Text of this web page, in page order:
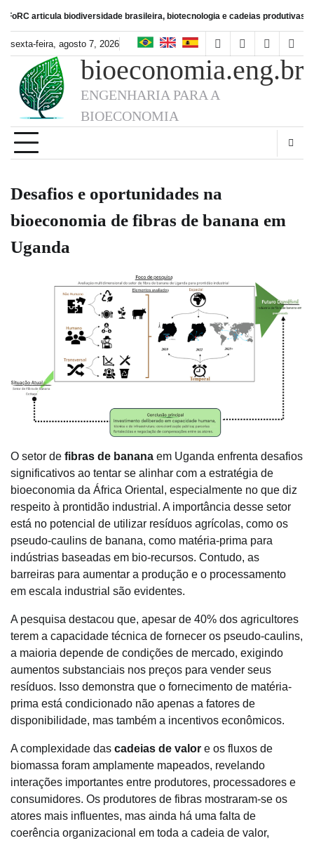
content
biodiversidade brasileira, biotecnologia e cadeias produtivas de alimentos
sexta-feira, agosto 7, 2026
facebookinstagram
linkedin
bioeconomia.eng.br
ENGENHARIA PARA A
BIOECONOMIA
Desafios e oportunidades na
bioeconomia de fibras de banana em
Uganda
O setor de fibras de banana em Uganda enfrenta desafios
significativos ao tentar se alinhar com a estratégia de
bioeconomia da África Oriental, especialmente no que diz
respeito à prontidão industrial. A importância desse setor
está no potencial de utilizar resíduos agrícolas, como os
pseudo-caulins de banana, como matéria-prima para
indústrias baseadas em bio-recursos. Contudo, as
barreiras para aumentar a produção e o processamento
em escala industrial são evidentes.
A pesquisa destacou que, apesar de 40% dos agricultores
terem a capacidade técnica de fornecer os pseudo-caulins,
a maioria depende de condições de mercado, exigindo
aumentos substanciais nos preços para vender seus
resíduos. Isso demonstra que o fornecimento de matéria-
prima está condicionado não apenas a fatores de
disponibilidade, mas também a incentivos econômicos.
A complexidade das cadeias de valor e os fluxos de
biomassa foram amplamente mapeados, revelando
interações importantes entre produtores, processadores e
consumidores. Os produtores de fibras mostraram-se os
atores mais influentes, mas ainda há uma falta de
coerência organizacional em toda a cadeia de valor,